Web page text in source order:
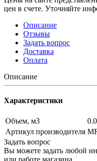
цен в счете. Уточняйте
Описание
Отзывы
Задать вопрос
Доставка
Оплата
Описание
Характеристики
Объем, м3
Артикул производителя
Задать вопрос
Вы можете задать любой